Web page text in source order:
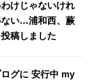
けじゃないけれ
ない…浦和西、蕨
稿しました
グに 安行中 my